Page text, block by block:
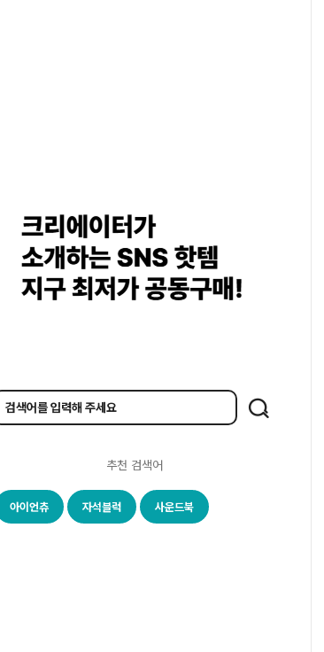
추천 검색어
아이언츄 자석블럭 사운드북